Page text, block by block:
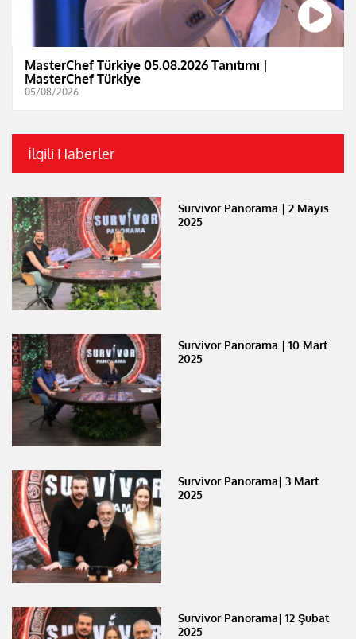
MasterChef Türkiye 05.08.2026 Tanıtımı |
MasterChef Türkiye
05/08/2026
İlgili Haberler
Survivor Panorama | 2 Mayıs
2025
Survivor Panorama | 10 Mart
2025
Survivor Panorama| 3 Mart
2025
Survivor Panorama| 12 Şubat
2025